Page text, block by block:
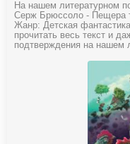
На нашем литературном
Серж Брюссоло - Пещера
Жанр: Детская
прочитать весь текст и
подтверждения на нашем